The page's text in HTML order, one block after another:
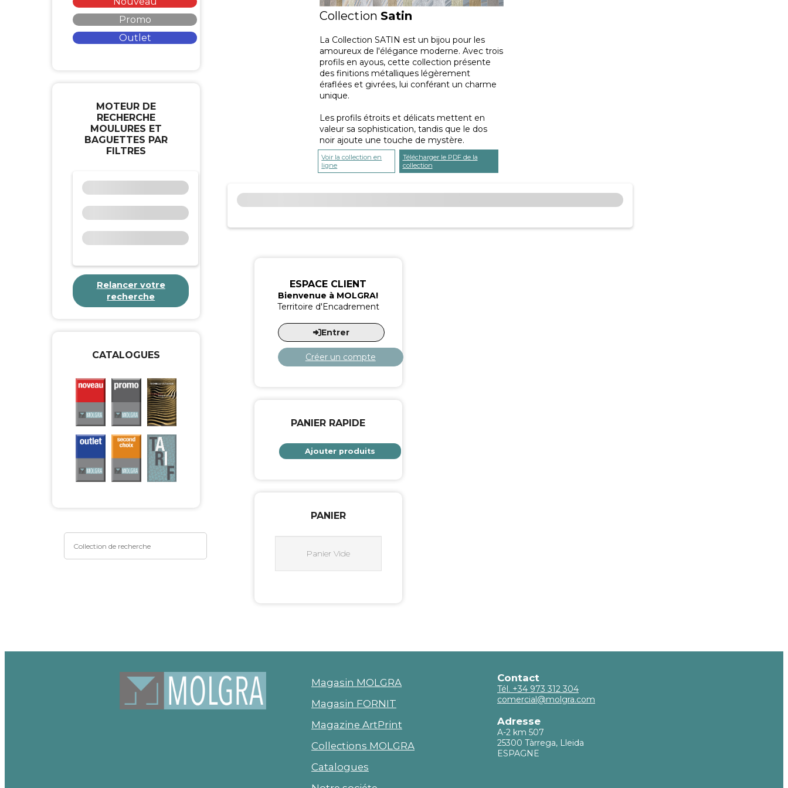
Promo
Outlet
MOTEUR DE
RECHERCHE
MOULURES ET
BAGUETTES PAR
FILTRES
Relancer votre
recherche
CATALOGUES
Collection Satin
La Collection SATIN est un bijou pour les
amoureux de l'élégance moderne. Avec trois
profils en ayous, cette collection présente
des finitions métalliques légèrement
éraflées et givrées, lui conférant un charme
unique.
Les profils étroits et délicats mettent en
valeur sa sophistication, tandis que le dos
noir ajoute une touche de mystère.
Voir la collection en
ligne
Télécharger le PDF de la
collection
ESPACE CLIENT
Bienvenue à MOLGRA!
Territoire d'Encadrement
Entrer
Créer un compte
PANIER RAPIDE
Ajouter produits
PANIER
Panier Vide
Magasin MOLGRA
Magasin FORNIT
Magazine ArtPrint
Collections MOLGRA
Catalogues
Contact
Tél. +34 973 312 304
comercial@molgra.com
Adresse
A-2 km 507
25300 Tàrrega, Lleida
ESPAGNE